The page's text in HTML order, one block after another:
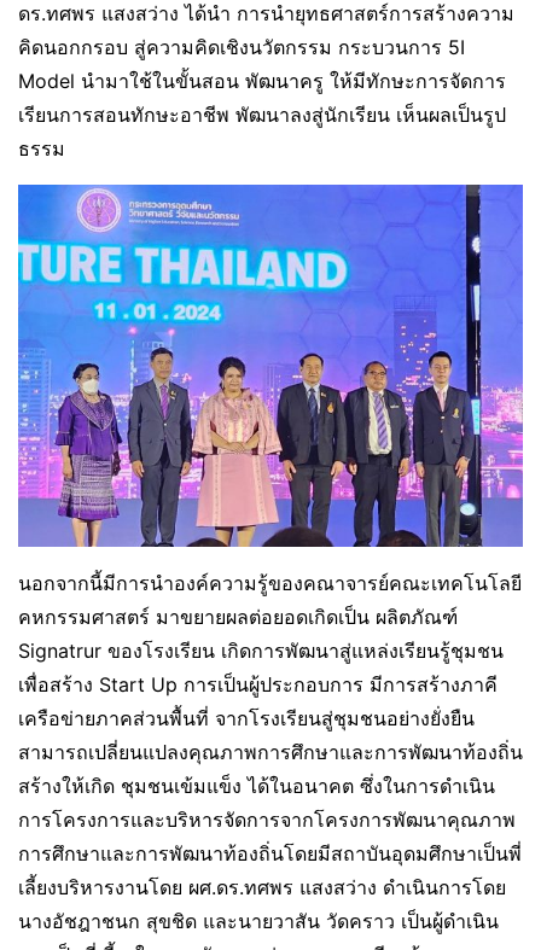
ดร.ทศพร แสงสว่าง ได้นำ การนำยุทธศาสตร์การสร้างความ
คิดนอกกรอบ สู่ความคิดเชิงนวัตกรรม กระบวนการ 5I
Model นำมาใช้ในขั้นสอน พัฒนาครู ให้มีทักษะการจัดการ
เรียนการสอนทักษะอาชีพ พัฒนาลงสู่นักเรียน เห็นผลเป็นรูป
ธรรม
นอกจากนี้มีการนำองค์ความรู้ของคณาจารย์คณะเทคโนโลยี
คหกรรมศาสตร์ มาขยายผลต่อยอดเกิดเป็น ผลิตภัณฑ์
Signatrur ของโรงเรียน เกิดการพัฒนาสู่แหล่งเรียนรู้ชุมชน
เพื่อสร้าง Start Up การเป็นผู้ประกอบการ มีการสร้างภาคี
เครือข่ายภาคส่วนพื้นที่ จากโรงเรียนสู่ชุมชนอย่างยั่งยืน
สามารถเปลี่ยนแปลงคุณภาพการศึกษาและการพัฒนาท้องถิ่น
สร้างให้เกิด ชุมชนเข้มแข็ง ได้ในอนาคต ซึ่งในการดำเนิน
การโครงการและบริหารจัดการจากโครงการพัฒนาคุณภาพ
การศึกษาและการพัฒนาท้องถิ่นโดยมีสถาบันอุดมศึกษาเป็นพี่
เลี้ยงบริหารงานโดย ผศ.ดร.ทศพร แสงสว่าง ดำเนินการโดย
นางอัชฎาชนก สุขชิด และนายวาสัน วัดคราว เป็นผู้ดำเนิน